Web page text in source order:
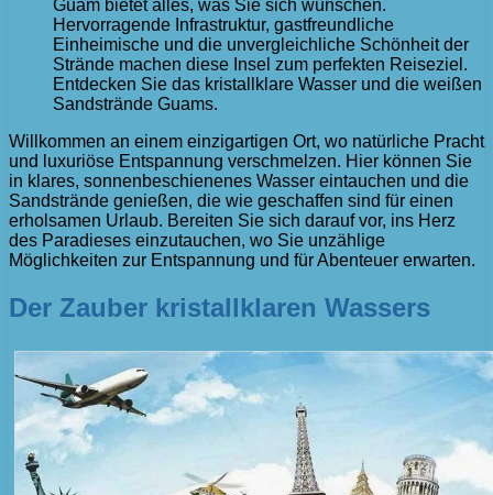
Guam bietet alles, was Sie sich wünschen.
Hervorragende Infrastruktur, gastfreundliche
Einheimische und die unvergleichliche Schönheit der
Strände machen diese Insel zum perfekten Reiseziel.
Entdecken Sie das kristallklare Wasser und die weißen
Sandstrände Guams.
Willkommen an einem einzigartigen Ort, wo natürliche Pracht
und luxuriöse Entspannung verschmelzen. Hier können Sie
in klares, sonnenbeschienenes Wasser eintauchen und die
Sandstrände genießen, die wie geschaffen sind für einen
erholsamen Urlaub. Bereiten Sie sich darauf vor, ins Herz
des Paradieses einzutauchen, wo Sie unzählige
Möglichkeiten zur Entspannung und für Abenteuer erwarten.
Der Zauber kristallklaren Wassers